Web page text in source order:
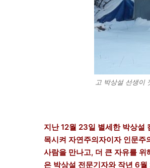
고 박상설 선생이
지난 12월 23일 별세한 박상설
목시켜 자연주의자이자 인문주
사람을 만나고, 더 큰 자유를
은 박상설 전문기자와 작년 6